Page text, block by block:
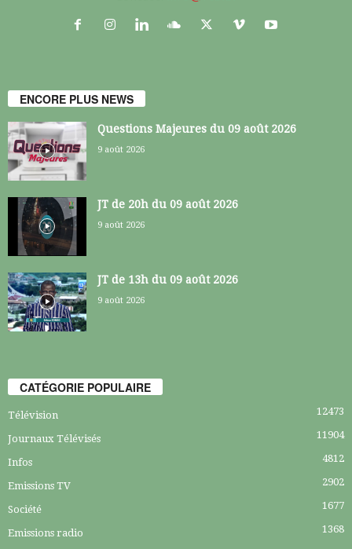
ENCORE PLUS NEWS
Questions Majeures du 09 août 2026
9 août 2026
JT de 20h du 09 août 2026
9 août 2026
JT de 13h du 09 août 2026
9 août 2026
CATÉGORIE POPULAIRE
Télévision 12473
Journaux Télévisés 11904
Infos 4812
Emissions TV 2902
Société 1677
Emissions radio
1368